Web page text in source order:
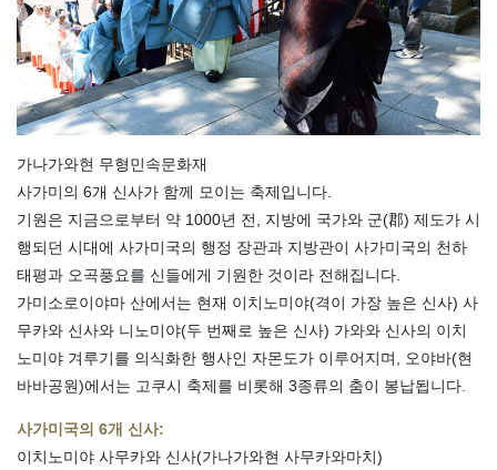
가나가와현 무형민속문화재
사가미의 6개 신사가 함께 모이는 축제입니다.
기원은 지금으로부터 약 1000년 전, 지방에 국가와 군(郡) 제도가 시
행되던 시대에 사가미국의 행정 장관과 지방관이 사가미국의 천하
태평과 오곡풍요를 신들에게 기원한 것이라 전해집니다.
가미소로이야마 산에서는 현재 이치노미야(격이 가장 높은 신사) 사
무카와 신사와 니노미야(두 번째로 높은 신사) 가와와 신사의 이치
노미야 겨루기를 의식화한 행사인 자몬도가 이루어지며, 오야바(현
바바공원)에서는 고쿠시 축제를 비롯해 3종류의 춤이 봉납됩니다.
사가미국의 6개 신사:
이치노미야 사무카와 신사(가나가와현 사무카와마치)